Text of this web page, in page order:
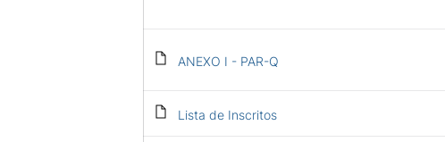
ANEXO I - PAR-Q
Lista de Inscritos